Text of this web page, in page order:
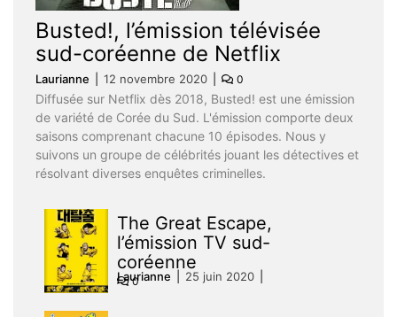
Busted!, l’émission télévisée
sud-coréenne de Netflix
Laurianne 12 novembre 2020 0
Diffusée sur Netflix dès 2018, Busted! est une émission
de variété de Corée du Sud. L'émission comporte deux
saisons comprenant chacune 10 épisodes. Nous y
suivons un groupe de célébrités jouant les détectives et
résolvant diverses enquêtes criminelles.
The Great Escape,
l’émission TV sud-
coréenne
Laurianne 25 juin 2020
0